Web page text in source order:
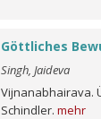
Göttliches
Singh, Jaideva
Vijnanabhairava.
Schindler. mehr